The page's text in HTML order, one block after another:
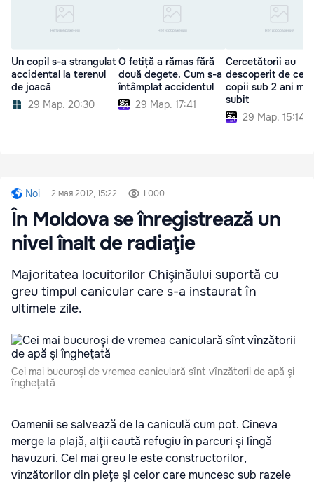
Un copil s-a strangulat
accidental la terenul
de joacă
29 Мар. 20:30
O fetiță a rămas fără
două degete. Cum s-a
întâmplat accidentul
29 Мар. 17:41
Cercetătorii au
descoperit de ce
copii sub 2 ani mor
subit
29 Мар. 15:14
Noi 2 мая 2012, 15:22 1 000
În Moldova se înregistrează un
nivel înalt de radiaţie
Majoritatea locuitorilor Chişinăului suportă cu
greu timpul canicular care s-a instaurat în
ultimele zile.
Cei mai bucuroşi de vremea caniculară sînt vînzătorii de apă şi
îngheţată
Oamenii se salvează de la caniculă cum pot. Cineva
merge la plajă, alţii caută refugiu în parcuri şi lîngă
havuzuri. Cel mai greu le este constructorilor,
vînzătorilor din pieţe şi celor care muncesc sub razele